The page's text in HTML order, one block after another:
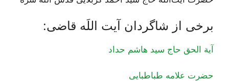
برخی از شاگردان آیت اللَه قاضی:
آیة الحق حاج سید هاشم حداد
حضرت علامه طباطبایی